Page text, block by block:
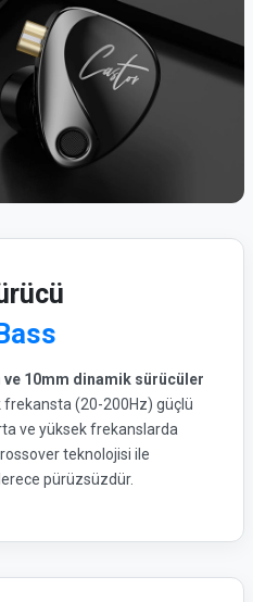
ve 10mm dinamik sürücüler
frekansta (20-200Hz) güçlü
ve yüksek frekanslarda
teknolojisi ile
pürüzsüzdür.